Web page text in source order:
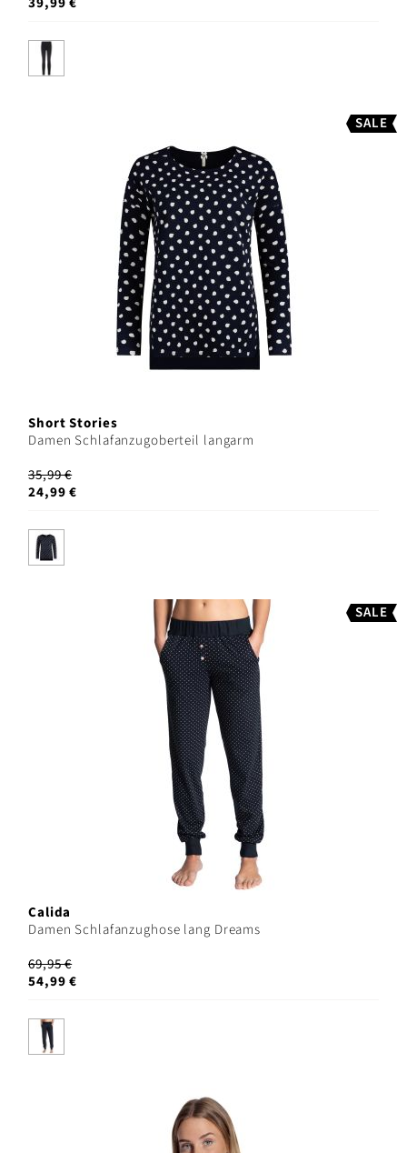
SALE
Short Stories
Damen Schlafanzugoberteil langarm
35,99 €
24,99 €
SALE
Calida
Damen Schlafanzughose lang Dreams
69,95 €
54,99 €